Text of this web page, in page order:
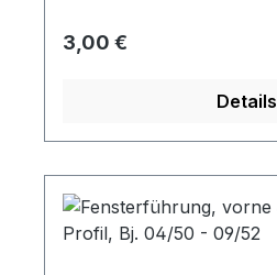
Regulärer Preis:
3,00 €
Details